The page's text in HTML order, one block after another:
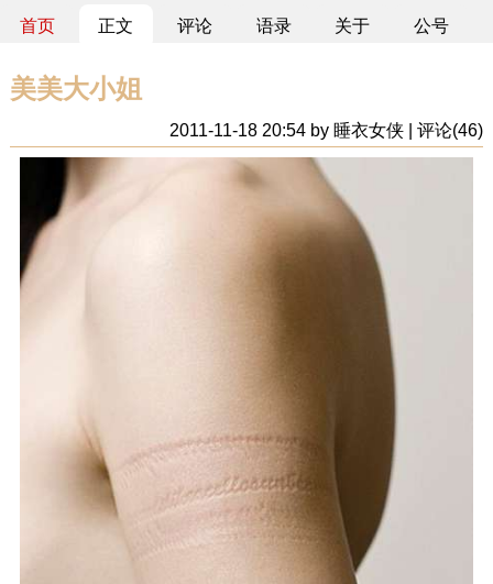
首页 正文 评论 语录 关于 公号
美美大小姐
2011-11-18 20:54 by 睡衣女侠 | 评论(46)